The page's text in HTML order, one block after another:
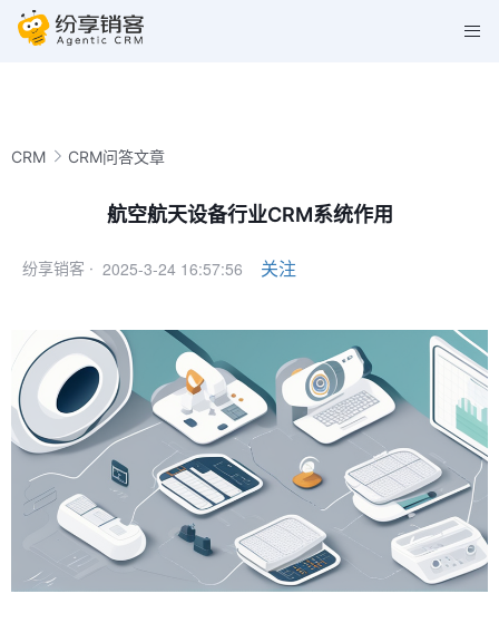
CRM CRM问答文章
航空航天设备行业CRM系统作用
纷享销客 · 2025-3-24 16:57:56 关注